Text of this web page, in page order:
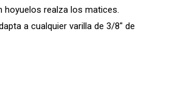
realza los matices.
a cualquier varilla de 3/8″ de